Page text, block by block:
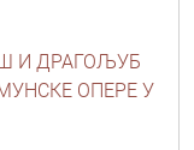
И ДРАГОЉУБ
ОПЕРЕ У